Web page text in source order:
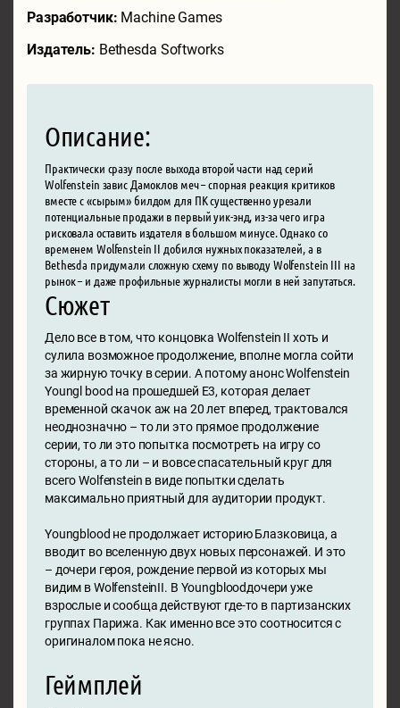
Разработчик: Machine Games
Издатель: Bethesda Softworks
Описание:
Практически сразу после выхода второй части над серий
Wolfenstein завис Дамоклов меч – спорная реакция критиков
вместе с «сырым» билдом для ПК существенно урезали
потенциальные продажи в первый уик-энд, из-за чего игра
рисковала оставить издателя в большом минусе. Однако со
временем Wolfenstein II добился нужных показателей, а в
Bethesda придумали сложную схему по выводу Wolfenstein III на
рынок – и даже профильные журналисты могли в ней запутаться.
Сюжет
Дело все в том, что концовка Wolfenstein II хоть и
сулила возможное продолжение, вполне могла сойти
за жирную точку в серии. А потому анонс Wolfenstein
Youngl bood на прошедшей E3, которая делает
временной скачок аж на 20 лет вперед, трактовался
неоднозначно – то ли это прямое продолжение
серии, то ли это попытка посмотреть на игру со
стороны, а то ли – и вовсе спасательный круг для
всего Wolfenstein в виде попытки сделать
максимально приятный для аудитории продукт.
Youngblood не продолжает историю Блазковица, а
вводит во вселенную двух новых персонажей. И это
– дочери героя, рождение первой из которых мы
видим в WolfensteinII. В Youngbloodдочери уже
взрослые и сообща действуют где-то в партизанских
группах Парижа. Как именно все это соотносится с
оригиналом пока не ясно.
Геймплей